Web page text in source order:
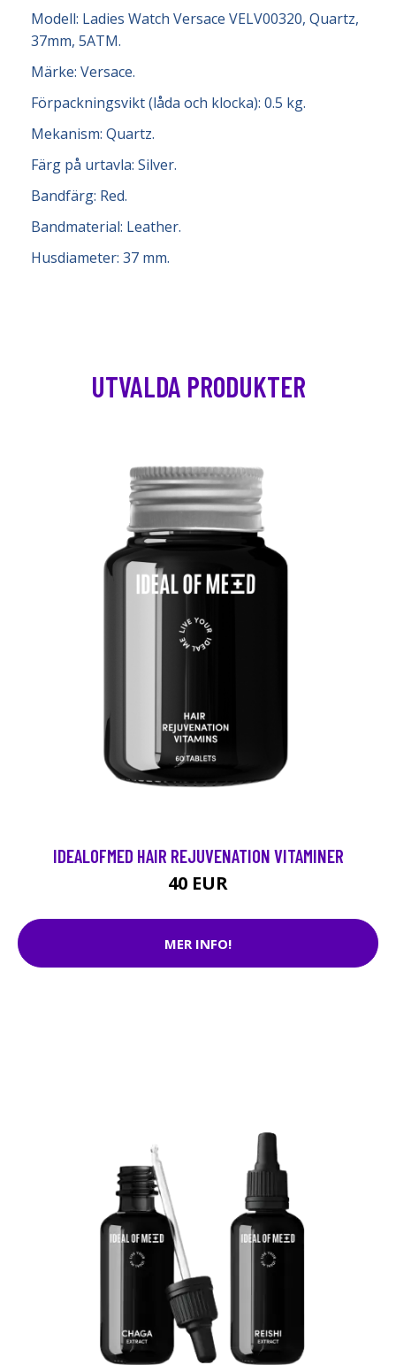
Modell: Ladies Watch Versace VELV00320, Quartz,
37mm, 5ATM.
Märke: Versace.
Förpackningsvikt (låda och klocka): 0.5 kg.
Mekanism: Quartz.
Färg på urtavla: Silver.
Bandfärg: Red.
Bandmaterial: Leather.
Husdiameter: 37 mm.
UTVALDA PRODUKTER
IDEALOFMED HAIR REJUVENATION VITAMINER
40 EUR
MER INFO!